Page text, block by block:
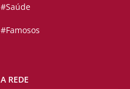
#Saúde
#Famosos
A REDE